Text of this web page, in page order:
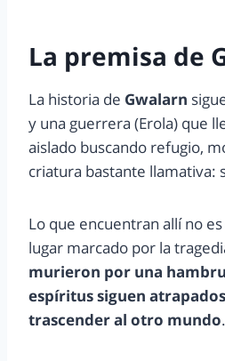
La premisa de
La historia de Gwalarn
y una guerrera (Erola) que
aislado buscando refugio,
criatura bastante llamativa:
Lo que encuentran allí no
lugar marcado por la
murieron por una
espíritus siguen
trascender al otro mundo.